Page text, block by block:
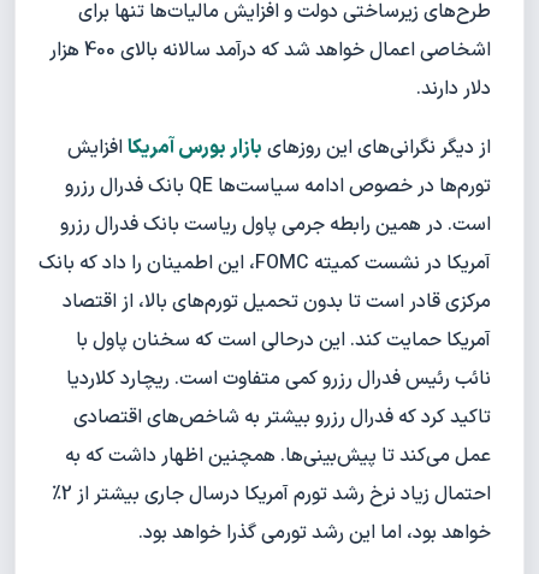
طرح‌های زیرساختی دولت و افزایش مالیات‌ها تنها برای
اشخاصی اعمال خواهد شد که درآمد سالانه بالای 400 هزار
دلار دارند.
از دیگر نگرانی‌های این روزهای بازار بورس آمریکاافزایش
تورم‌ها در خصوص ادامه سیاست‌ها QE بانک فدرال رزرو
است. در همین رابطه جرمی پاول ریاست بانک فدرال رزرو
آمریکا در نشست کمیته FOMC، این اطمینان را داد که بانک
مرکزی قادر است تا بدون تحمیل تورم‌های بالا، از اقتصاد
آمریکا حمایت کند. این درحالی است که سخنان پاول با
نائب رئیس فدرال رزرو کمی متفاوت است. ریچارد کلاردیا
تاکید کرد که فدرال رزرو بیشتر به شاخص‌های اقتصادی
عمل می‌کند تا پیش‌بینی‌ها. همچنین اظهار داشت که به
احتمال زیاد نرخ رشد تورم آمریکا درسال جاری بیشتر از 2%
خواهد بود، اما این رشد تورمی گذرا خواهد بود.